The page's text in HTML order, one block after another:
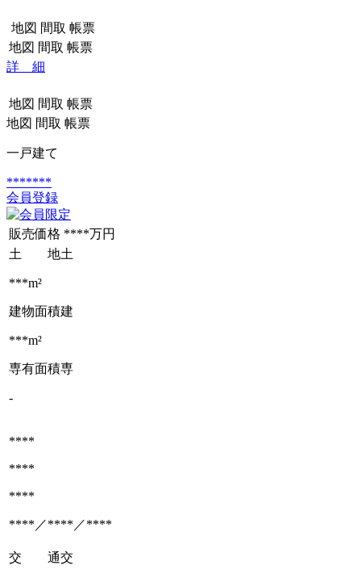
地図 間取 帳票
地図 間取 帳票
詳 細
地図 間取 帳票
地図 間取 帳票
一戸建て
*******
会員登録
販売価格 ****万円
土 地土
***m²
建物面積建
***m²
専有面積専
-
****
****
****
****／****／****
交 通交